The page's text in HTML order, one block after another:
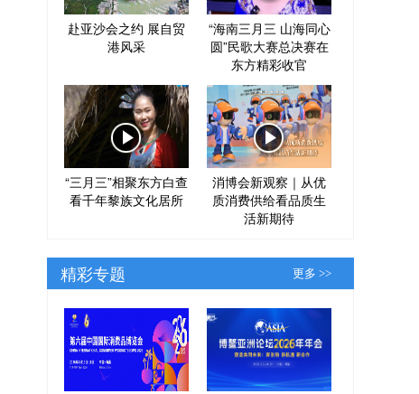
赴亚沙会之约 展自贸
港风采
“海南三月三 山海同心
圆”民歌大赛总决赛在
东方精彩收官
“三月三”相聚东方白查
看千年黎族文化居所
消博会新观察｜从优
质消费供给看品质生
活新期待
精彩专题 更多 >>